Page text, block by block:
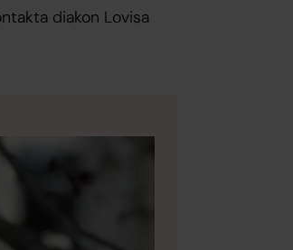
diakon Lovisa